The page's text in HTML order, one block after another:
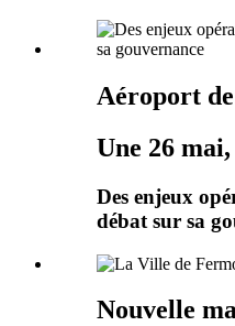
Aéroport
Une 26 mai,
Des enjeux
débat sur sa
Nouvelle